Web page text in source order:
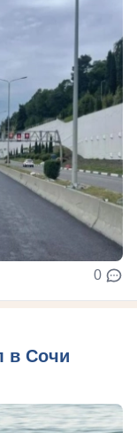
0
в Сочи